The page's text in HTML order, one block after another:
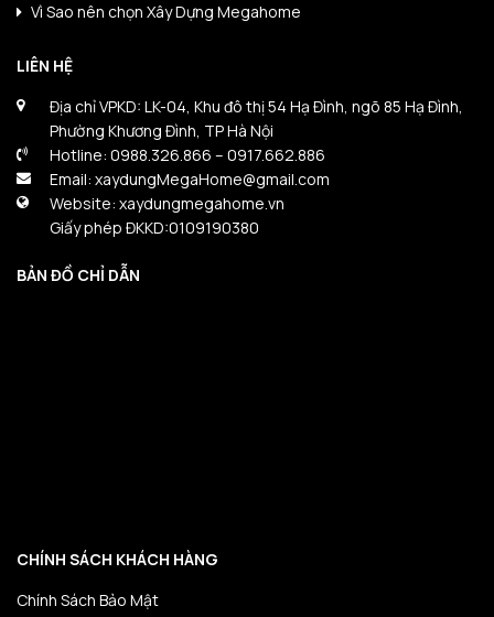
Vì Sao nên chọn Xây Dựng Megahome
LIÊN HỆ
Địa chỉ VPKD: LK-04, Khu đô thị 54 Hạ Đình, ngõ 85 Hạ Đình,
Phường Khương Đình, TP Hà Nội
Hotline: 0988.326.866 – 0917.662.886
Email: xaydungMegaHome@gmail.com
Website: xaydungmegahome.vn
Giấy phép ĐKKD:0109190380
BẢN ĐỒ CHỈ DẪN
CHÍNH SÁCH KHÁCH HÀNG
Chính Sách Bảo Mật